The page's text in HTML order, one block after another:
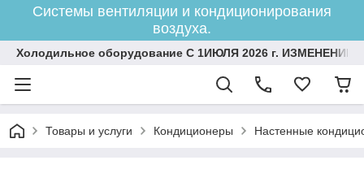
Системы вентиляции и кондиционирования
воздуха.
Холодильное оборудование С 1ИЮЛЯ 2026 г.
Товары и услуги Кондиционеры Настенные